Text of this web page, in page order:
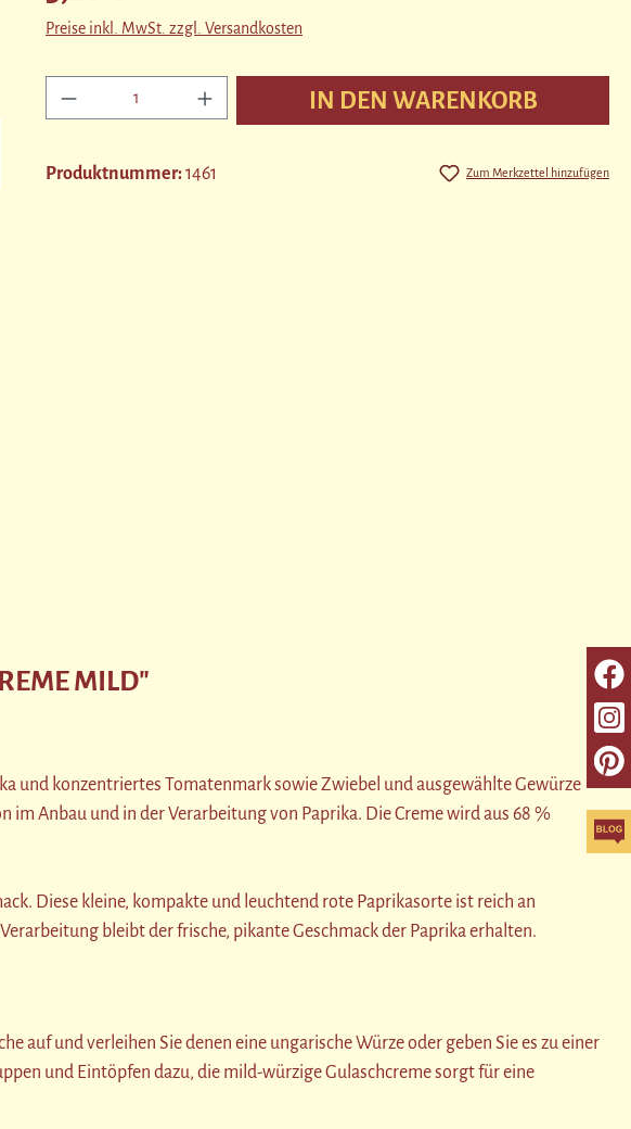
Preise inkl. MwSt. zzgl. Versandkosten
Produkt Anzahl: Gib den gewünschten Wert ein oder
IN DEN WARENKORB
Zum Merkzettel hinzufügen
Produktnummer:1461
MILD"
und konzentriertes Tomatenmark sowie Zwiebel und ausgewählte Gewürze
im Anbau und in der Verarbeitung von Paprika. Die Creme wird aus 68 %
Diese kleine, kompakte und leuchtend rote Paprikasorte ist reich an
bleibt der frische, pikante Geschmack der Paprika erhalten.
auf und verleihen Sie denen eine ungarische Würze oder geben Sie es zu einer
und Eintöpfen dazu, die mild-würzige Gulaschcreme sorgt für eine